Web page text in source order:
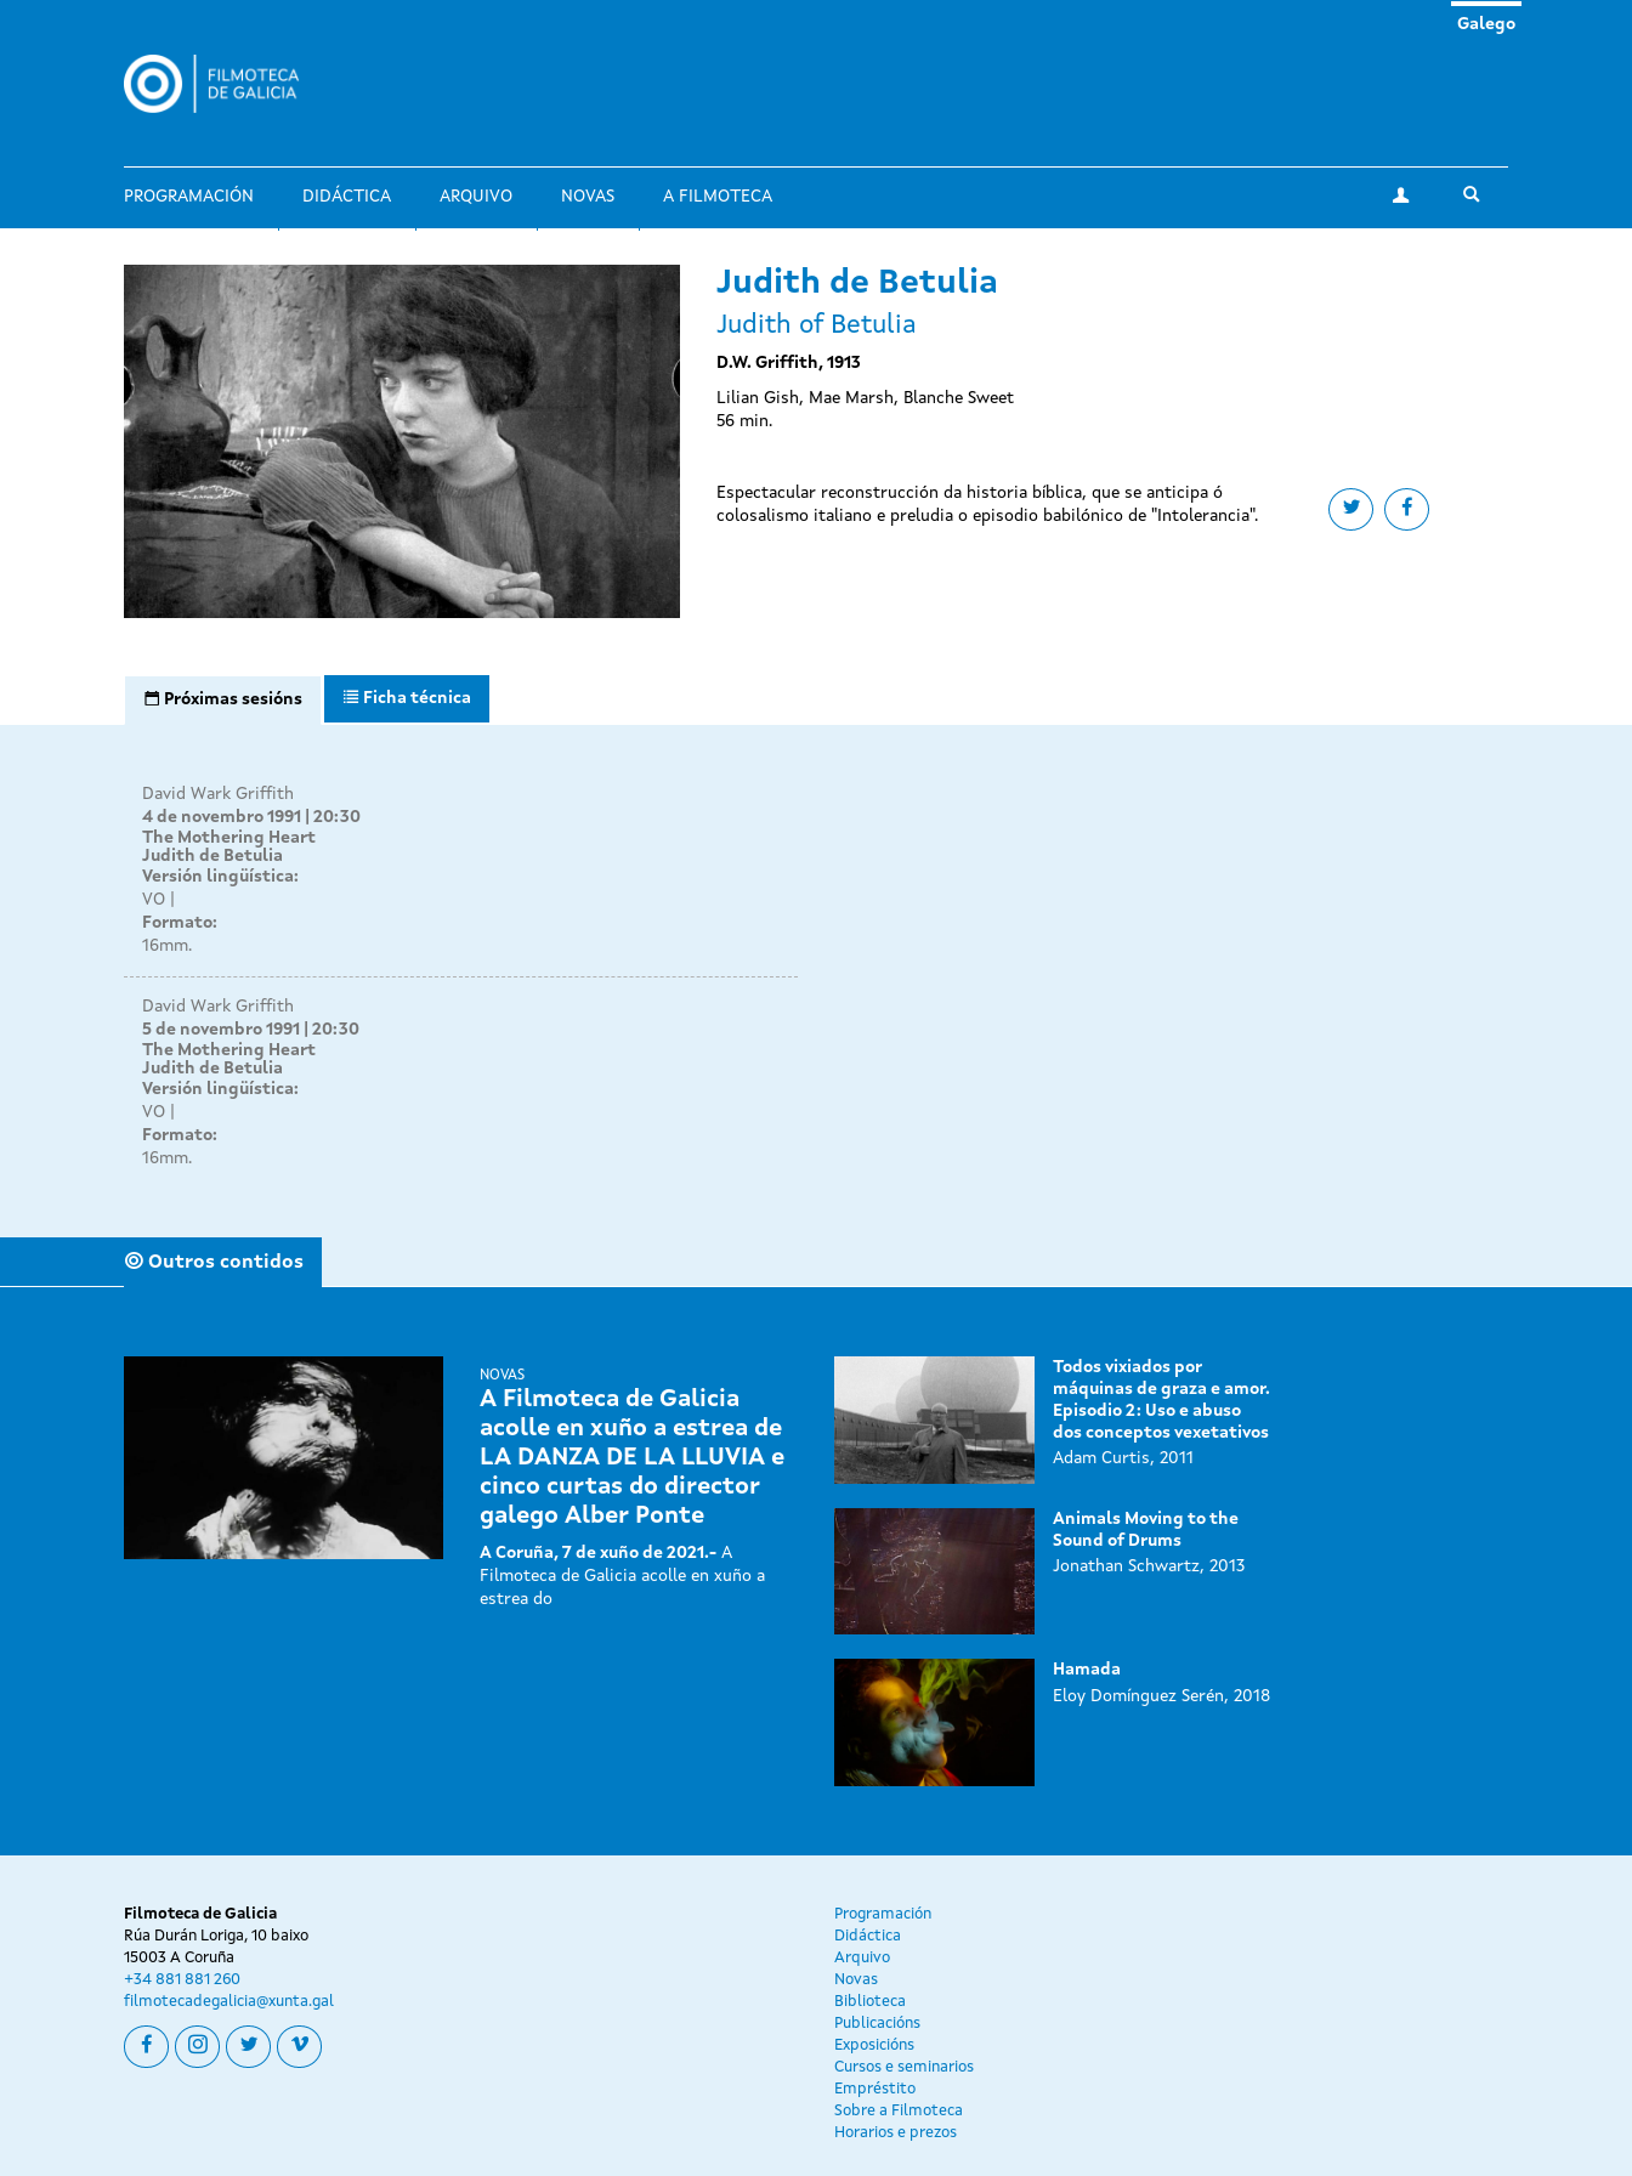
PROGRAMACIÓN DIDÁCTICA ARQUIVO NOVAS A FILMOTECA A miña conta
Galego
Judith de Betulia
Judith of Betulia
D.W. Griffith, 1913
Lilian Gish, Mae Marsh, Blanche Sweet
56 min.
Share on twitter
Share on facebook
Espectacular reconstrucción da historia bíblica, que se anticipa ó
colosalismo italiano e preludia o episodio babilónico de "Intolerancia".
Próximas sesións Ficha técnica
David Wark Griffith
4 de novembro 1991 | 20:30
The Mothering Heart
Judith de Betulia
Versión lingüística:
VO
Formato:
16mm.
David Wark Griffith
5 de novembro 1991 | 20:30
The Mothering Heart
Judith de Betulia
Versión lingüística:
VO
Formato:
16mm.
Outros contidos
NOVAS
A Filmoteca de Galicia
acolle en xuño a estrea de
LA DANZA DE LA LLUVIA e
cinco curtas do director
galego Alber Ponte
A Coruña, 7 de xuño de 2021.-A
Filmoteca de Galicia acolle en xuño a
estrea do
Todos vixiados por
máquinas de graza e amor.
Episodio 2: Uso e abuso
dos conceptos vexetativos
Adam Curtis, 2011
Animals Moving to the
Sound of Drums
Jonathan Schwartz, 2013
Hamada
Eloy Domínguez Serén, 2018
Filmoteca de Galicia
Rúa Durán Loriga, 10 baixo
15003 A Coruña
+34 881 881 260
filmotecadegalicia@xunta.gal
facebookinstagram
twittervimeo
Programación
Didáctica
Arquivo
Novas
Biblioteca
Publicacións
Exposicións
Cursos e seminarios
Empréstito
Sobre a Filmoteca
Horarios e prezos